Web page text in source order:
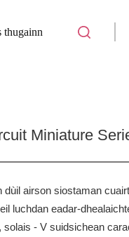
thugainn
Miniature
dùil airson siostaman
luchdan eadar-
solais - V suidsichean